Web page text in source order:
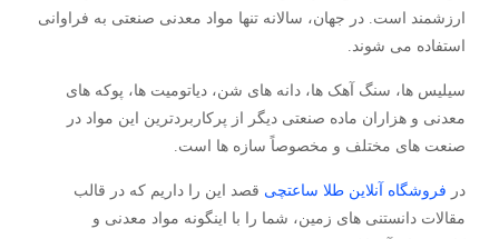
ارزشمند است. در جهان، سالانه تنها مواد معدنی صنعتی به فراوانی
استفاده می شوند.
سیلیس ها، سنگ آهک ها، دانه های شن، دیاتومیت ها، پوکه های
معدنی و هزاران ماده صنعتی دیگر از پرکاربردترین این مواد در
صنعت های مختلف و مخصوصاً سازه ها است.
در فروشگاه آنلاین طلا ساعتچی قصد این را داریم که در قالب
مقالات دانستنی های زمین، شما را با اینگونه مواد معدنی و